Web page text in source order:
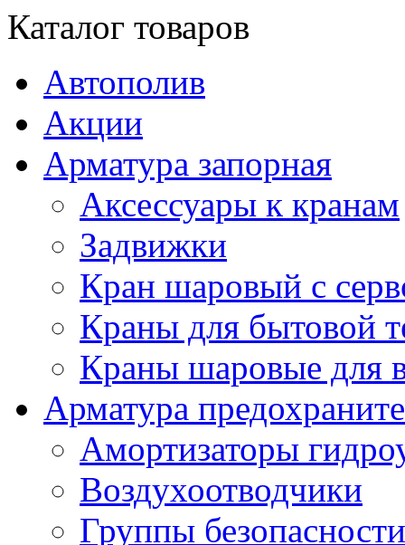
Каталог товаров
Автополив
Акции
Арматура запорная
Аксессуары к кранам
Задвижки
Кран шаровый с
Краны для бытовой
Краны шаровые для
Арматура
Амортизаторы
Воздухоотводчики
Группы безопасности